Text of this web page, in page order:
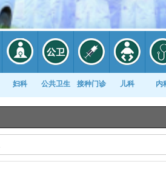
妇科 公共卫生 接种门诊 儿科 内